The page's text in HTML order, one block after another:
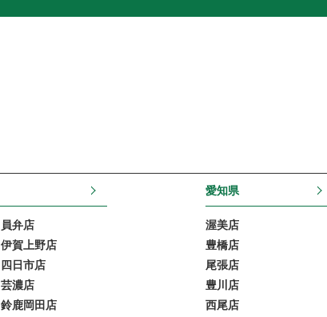
員弁店
伊賀上野店
四日市店
芸濃店
鈴鹿岡田店
愛知県
渥美店
豊橋店
尾張店
豊川店
西尾店